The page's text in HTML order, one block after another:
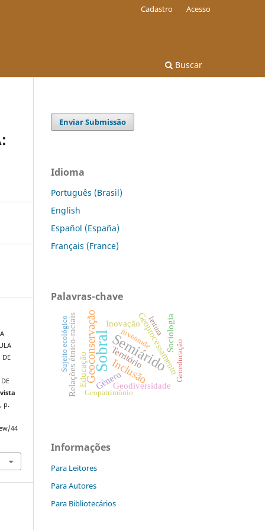
Buscar
Cadastro Acesso
DE
p.
44
Enviar Submissão
Idioma
Português (Brasil)
English
Español (España)
Français (France)
Palavras-chave
SobralSemiárido
Geoconservação InclusãoGeoprocessamento
Educação
Relações étnico-raciais Geodiversidade
Gênero
Inovação Sociologia
Território Geoeducação
Geopatrimônio
juventude
leitura
Sujeito ecológico
Informações
Para Leitores
Para Autores
Para Bibliotecários